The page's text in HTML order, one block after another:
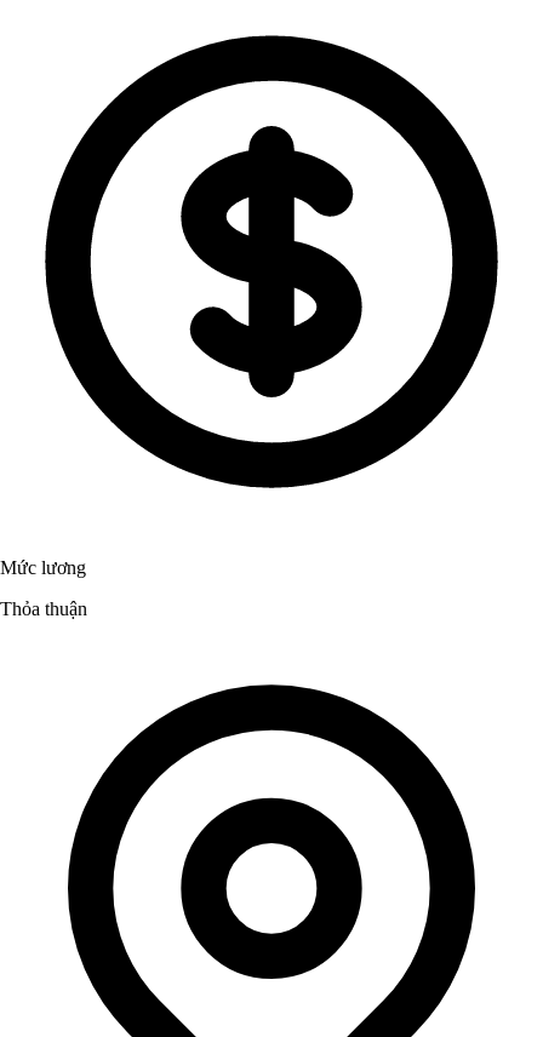
Mức lương
Thỏa thuận